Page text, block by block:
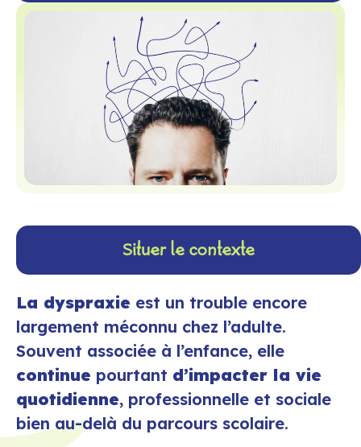
Situer le contexte
La dyspraxie est un trouble encore
largement méconnu chez l’adulte.
Souvent associée à l’enfance, elle
continue pourtant d’impacter la vie
quotidienne, professionnelle et sociale
bien au-delà du parcours scolaire.